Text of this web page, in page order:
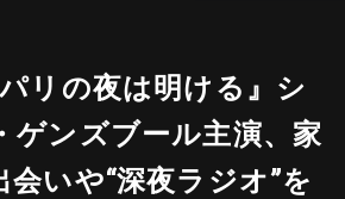
パリの夜は明ける』シ
ゲンズブール主演、家
いや“深夜ラジオ”を